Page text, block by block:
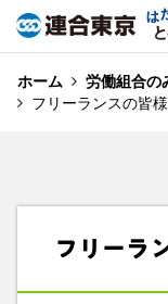
ホーム 労働組合の
フリーランスの皆
フリーラ